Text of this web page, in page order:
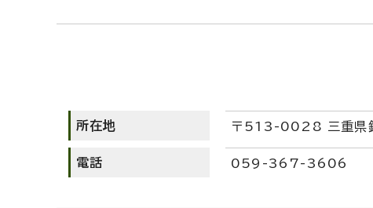
所在地 〒513-0028 三重県
電話 059-367-3606